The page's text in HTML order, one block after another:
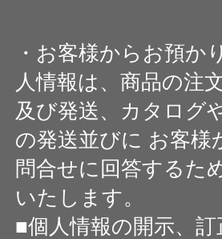
・お客様からお預か
人情報は、商品の注
及び発送、カタログ
の発送並びに お客様
問合せに回答するた
いたします。
■個人情報の開示、